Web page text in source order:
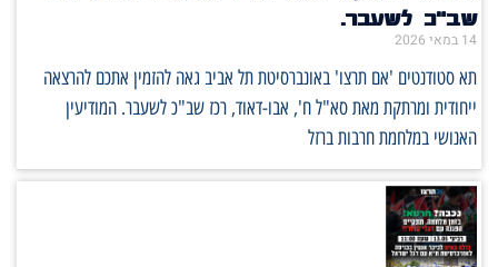
שב"כ לשעבר.
14 במאי 2026
תא סטודנטים 'אם תרצו' באונברסיטת תל אביב גאה להזמין אתכם להרצאה
ייחודית ומרתקת מאת סא"ל ח', אבו-דאוד, רכז שב"כ לשעבר. המודיעין
האנושי במלחמת חרבות ברזל